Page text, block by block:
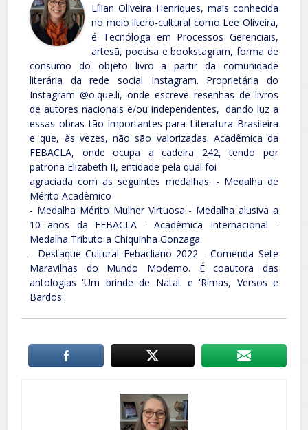
Lílian Oliveira Henriques, mais conhecida
no meio lítero-cultural como Lee Oliveira,
é Tecnóloga em Processos Gerenciais,
artesã, poetisa e bookstagram, forma de
consumo do objeto livro a partir da comunidade
literária da rede social Instagram. Proprietária do
Instagram @o.que.li, onde escreve resenhas de livros
de autores nacionais e/ou independentes, dando luz a
essas obras tão importantes para Literatura Brasileira
e que, às vezes, não são valorizadas. Acadêmica da
FEBACLA, onde ocupa a cadeira 242, tendo por
patrona Elizabeth II, entidade pela qual foi
agraciada com as seguintes medalhas: - Medalha de
Mérito Acadêmico
- Medalha Mérito Mulher Virtuosa - Medalha alusiva a
10 anos da FEBACLA - Acadêmica Internacional -
Medalha Tributo a Chiquinha Gonzaga
- Destaque Cultural Febacliano 2022 - Comenda Sete
Maravilhas do Mundo Moderno. É coautora das
antologias 'Um brinde de Natal' e 'Rimas, Versos e
Bardos'.